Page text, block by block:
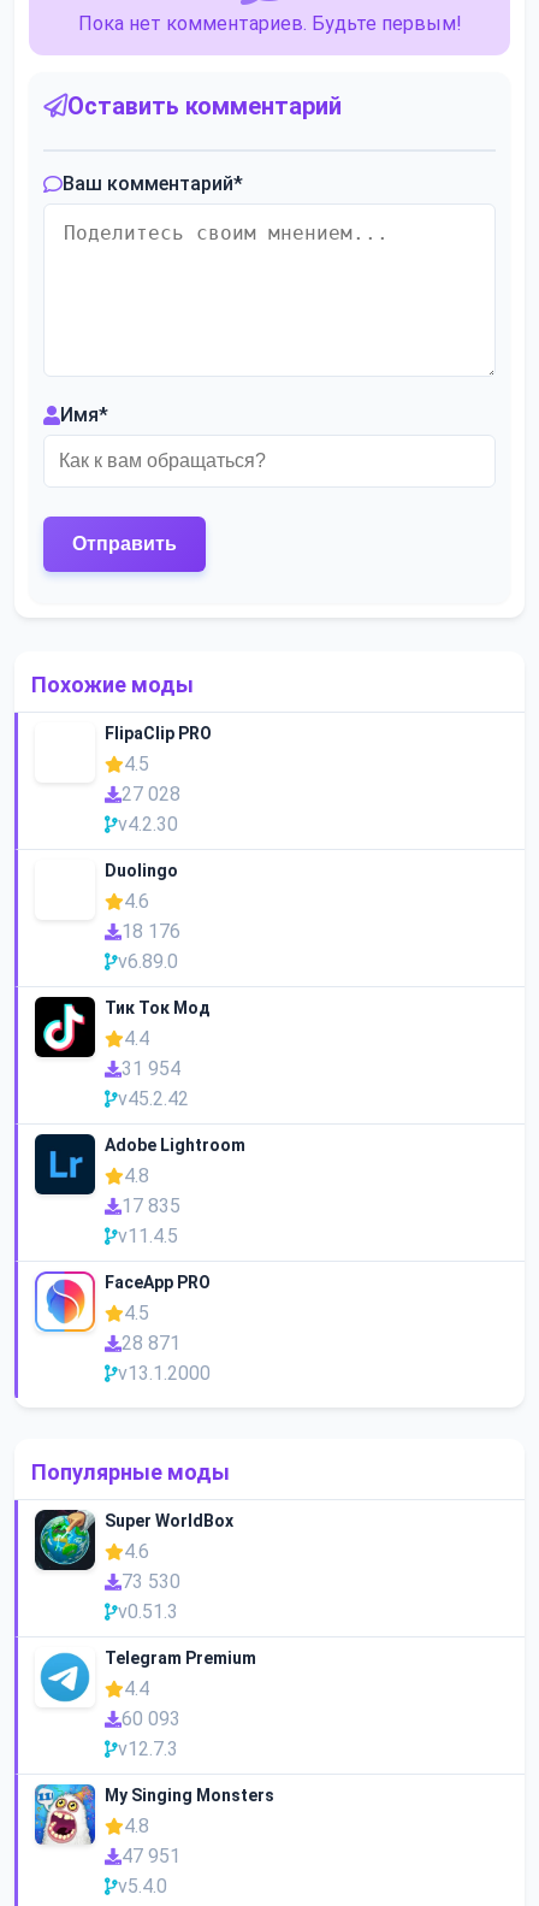
Пока нет комментариев. Будьте первым!
Оставить комментарий
Ваш комментарий*
Имя*
Похожие моды
FlipaClip PRO
4.5
27 028
v4.2.30
Duolingo
4.6
18 176
v6.89.0
Тик Ток Мод
4.4
31 954
v45.2.42
Adobe Lightroom
4.8
17 835
v11.4.5
FaceApp PRO
4.5
28 871
v13.1.2000
Популярные моды
Super WorldBox
4.6
73 530
v0.51.3
Telegram Premium
4.4
60 093
v12.7.3
My Singing Monsters
4.8
47 951
v5.4.0